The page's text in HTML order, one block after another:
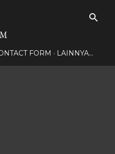
FORM LAINNYA…